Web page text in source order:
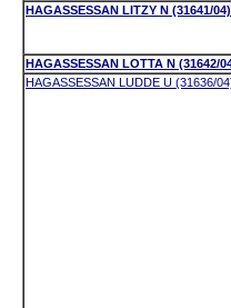
HAGASSESSAN LITZY N (31641/04)
HAGASSESSAN LOTTA N (31642/
HAGASSESSAN LUDDE U (31636/